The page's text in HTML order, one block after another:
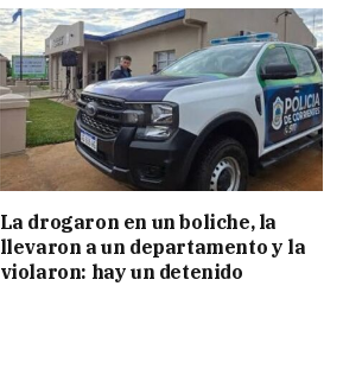
La drogaron en un boliche, la
llevaron a un departamento y la
violaron: hay un detenido